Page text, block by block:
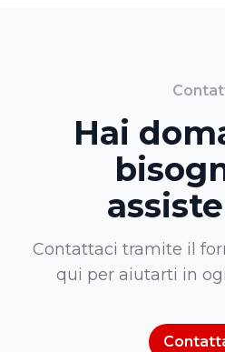
Hai
Contattaci tramite il
qui per aiutarti in